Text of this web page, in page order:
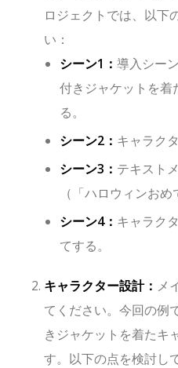
ロジェクトでは、以下
い：
シーン1：導入シー
付きジャケットを着
る。
シーン2： キャラク
シーン3： テキスト
（「ハロウィンおめ
シーン4： キャラク
てする。
キャラクター設計： メ
てください。今回の例
きジャケットを着たキ
す。以下の点を検討し